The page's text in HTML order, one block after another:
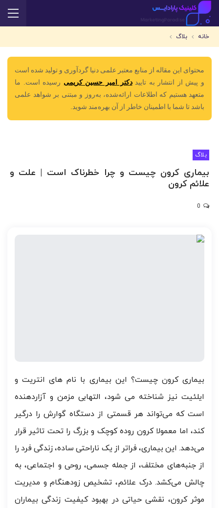
خانه بلاگ
محتوای این مقاله از منابع معتبر علمی دنیا گردآوری و تولید شده است
و پیش از انتشار به تاییددکتر امیر حسین کریمی رسیده است. ما
متعهد هستیم که اطلاعات ارائه‌شده، به‌روز و مبتنی بر شواهد علمی
باشد تا شما با اطمینان خاطر از آن بهره‌مند شوید.
بلاگ
بیماری کرون چیست و چرا خطرناک است | علت و
علائم کرون
بیماری کرون چیست؟ این بیماری با نام های انتریت و
ایلئیت نیز شناخته می شود، التهابی مزمن و آزاردهنده
است که می‌تواند هر قسمتی از دستگاه گوارش را درگیر
کند، اما معمولا کرون روده کوچک و بزرگ را تحت تاثیر قرار
می‌دهد. این بیماری، فراتر از یک ناراحتی ساده، زندگی فرد را
از جنبه‌های مختلف، از جمله جسمی، روحی و اجتماعی، به
چالش می‌کشد. درک علائم، تشخیص زودهنگام و مدیریت
موثر کرون، نقشی حیاتی در بهبود کیفیت زندگی بیماران